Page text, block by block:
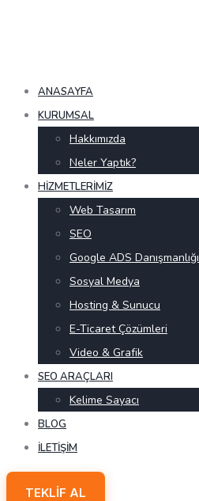
ANASAYFA
KURUMSAL
Hakkımızda
Neler Yaptık?
HIZMETLERIMIZ
Web Tasarım
SEO
Google ADS Danışmanlığı
Sosyal Medya
Hosting & Sunucu
E-Ticaret Çözümleri
Video & Grafik
SEO ARAÇLARI
Kelime Sayacı
BLOG
İLETIŞIM
TEKLIF AL